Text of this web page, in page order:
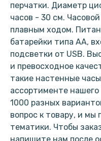
перчатки. Диаметр
часов - 30 см.
плавным ходом.
батарейки типа АА,
подсветки от USB.
и превосходное
такие настенные
ассортименте
1000 разных
вопрос к товару, и
тематики. Чтобы